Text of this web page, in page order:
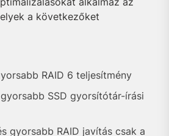
a következőket
RAID 6 teljesítmény
SSD gyorsítótár-írási
gyorsabb RAID javítás csak a